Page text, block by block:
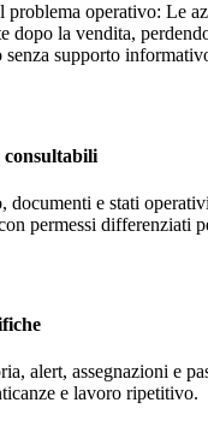
problema operativo: Le
dopo la vendita,
supporto
consultabili
documenti e stati
permessi differenziati
alert, assegnazioni e
e lavoro ripetitivo.